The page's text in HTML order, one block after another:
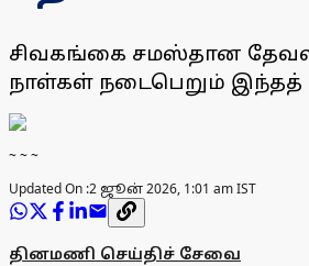
சிவகங்கை சமஸ்தான
நாள்கள் நடைபெறும் இந்தத்
~ ~ ~
Updated On :2 ஜூன் 2026, 1:01 am IST
தினமணி செய்திச் சேவை